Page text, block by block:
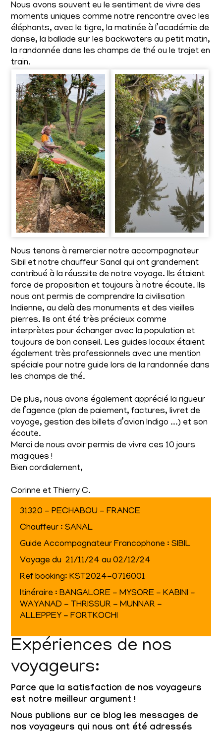
Nous avons souvent eu le sentiment de vivre des
moments uniques comme notre rencontre avec les
éléphants, avec le tigre, la matinée à l’académie de
danse, la ballade sur les backwaters au petit matin,
la randonnée dans les champs de thé ou le trajet en
train.
Nous tenons à remercier notre accompagnateur
Sibil et notre chauffeur Sanal qui ont grandement
contribué à la réussite de notre voyage. Ils étaient
force de proposition et toujours à notre écoute. Ils
nous ont permis de comprendre la civilisation
Indienne, au delà des monuments et des vieilles
pierres. Ils ont été très précieux comme
interprètes pour échanger avec la population et
toujours de bon conseil. Les guides locaux étaient
également très professionnels avec une mention
spéciale pour notre guide lors de la randonnée dans
les champs de thé.
De plus, nous avons également apprécié la rigueur
de l’agence (plan de paiement, factures, livret de
voyage, gestion des billets d’avion Indigo ...) et son
écoute.
Merci de nous avoir permis de vivre ces 10 jours
magiques !
Bien cordialement,
Corinne et Thierry C.
31320 - PECHABOU - FRANCE
Chauffeur : SANAL
Guide Accompagnateur Francophone : SIBIL
Voyage du 21/11/24 au 02/12/24
Ref booking: KST2024-0716001
Itinéraire : BANGALORE - MYSORE - KABINI -
WAYANAD - THRISSUR - MUNNAR -
ALLEPPEY - FORTKOCHI
Expériences de nos
voyageurs:
Parce que la satisfaction de nos voyageurs
est notre meilleur argument !
Nous publions sur ce blog les messages de
nos voyageurs qui nous ont été adressés